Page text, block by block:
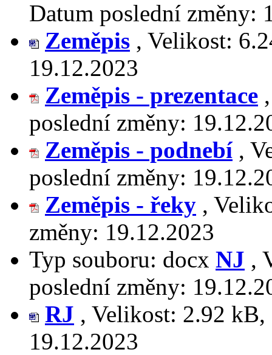
Datum poslední změny:
Zeměpis , Velikost:
19.12.2023
Zeměpis - prezentace
poslední změny:
Zeměpis - podnebí,
poslední změny:
Zeměpis - řeky ,
změny: 19.12.2023
Typ souboru: docx NJ ,
poslední změny:
RJ , Velikost: 2.92 kB,
19.12.2023